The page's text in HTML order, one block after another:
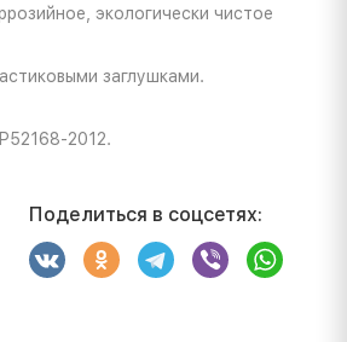
экологически чистое
заглушками.
2012.
Поделиться в соцсетях: